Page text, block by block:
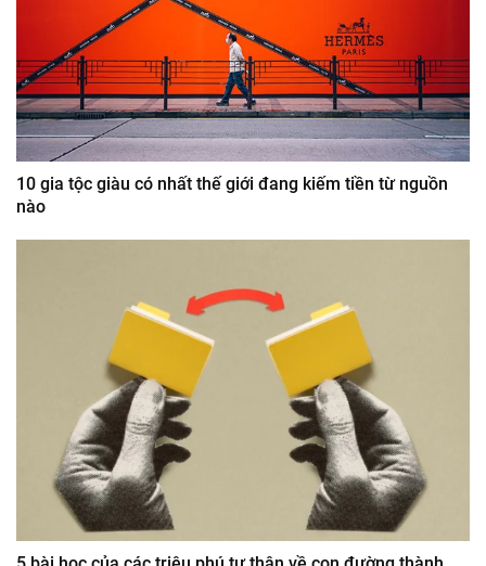
10 gia tộc giàu có nhất thế giới đang kiếm tiền từ nguồn
nào